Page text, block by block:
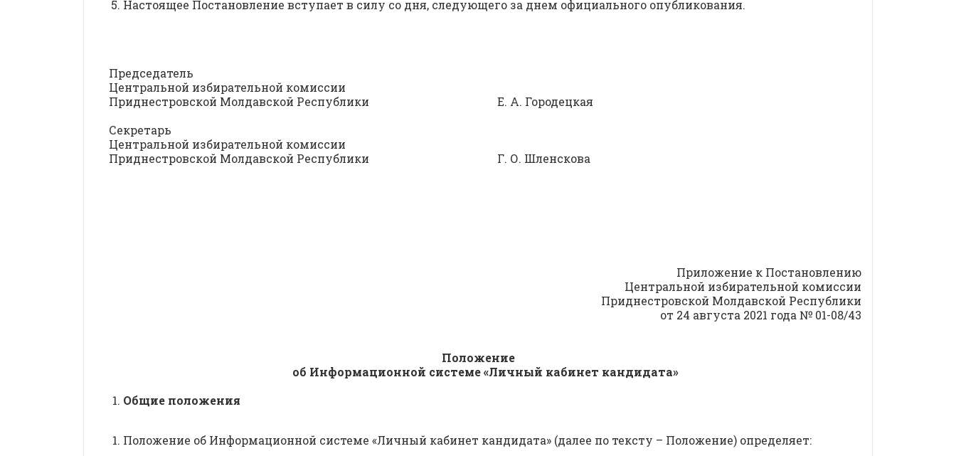
Настоящее Постановление вступает в силу со дня, следующего за днем официального опубликования.
Председатель
Центральной избирательной комиссии
Приднестровской Молдавской Республики Е. А. Городецкая
Секретарь
Центральной избирательной комиссии
Приднестровской Молдавской Республики Г. О. Шленскова
Приложение к Постановлению
Центральной избирательной комиссии
Приднестровской Молдавской Республики
от 24 августа 2021 года № 01-08/43
Положение
об Информационной системе «Личный кабинет кандидата»
Общие положения
Положение об Информационной системе «Личный кабинет кандидата» (далее по тексту – Положение) определяет: